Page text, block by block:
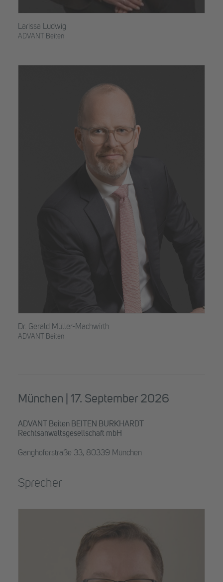
Larissa Ludwig
ADVANT Beiten
Dr. Gerald Müller-Machwirth
ADVANT Beiten
München | 17. September 2026
ADVANT Beiten BEITEN BURKHARDT
Rechtsanwaltsgesellschaft mbH
Ganghoferstraße 33, 80339 München
Sprecher